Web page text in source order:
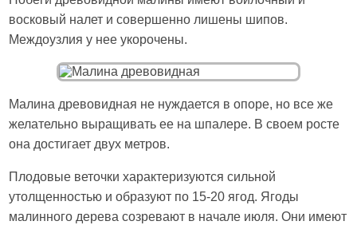
восковый налет и совершенно лишены шипов.
Междоузлия у нее укорочены.
Малина древовидная не нуждается в опоре, но все же
желательно выращивать ее на шпалере. В своем росте
она достигает двух метров.
Плодовые веточки характеризуются сильной
утолщенностью и образуют по 15-20 ягод. Ягоды
малинного дерева созревают в начале июля. Они имеют